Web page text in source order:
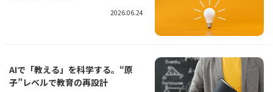
2026.06.24
AIで「教える」を科学する。“原
子”レベルで教育の再設計